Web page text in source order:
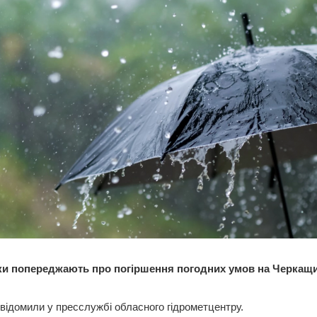
попереджають про погіршення погодних умов на
у пресслужбі обласного гідрометцентру.